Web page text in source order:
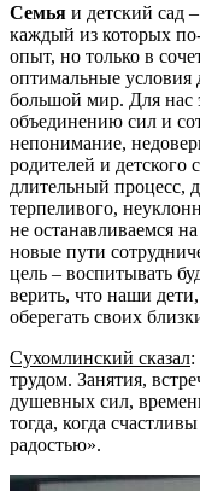
Семья и детский сад
каждый из которых
опыт, но только в
оптимальные условия
большой мир. Для нас
объединению сил и
непонимание,
родителей и детского
длительный процесс,
терпеливого,
не останавливаемся
новые пути
цель – воспитывать
верить, что наши
оберегать своих
Сухомлинский сказал:
трудом. Занятия,
душевных сил,
тогда, когда
радостью».